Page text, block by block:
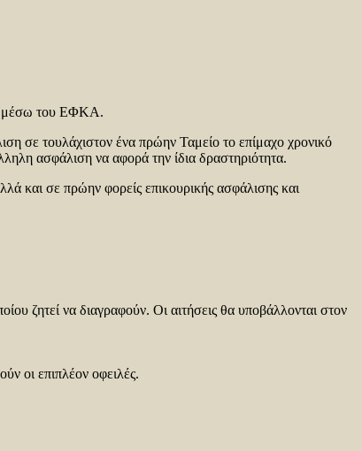
μέσω του ΕΦΚΑ.
σε τουλάχιστον ένα πρώην Ταμείο το επίμαχο χρονικό
ασφάλιση να αφορά την ίδια δραστηριότητα.
και σε πρώην φορείς επικουρικής ασφάλισης και
ζητεί να διαγραφούν. Οι αιτήσεις θα υποβάλλονται στον
οι επιπλέον οφειλές.